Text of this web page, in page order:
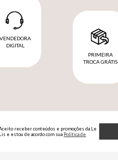
VENDEDORA
DIGITAL
PRIMEIRA
TROCA GRÁTIS
receber conteúdos e promoções da Le
Lis e estou de acordo com sua Política de